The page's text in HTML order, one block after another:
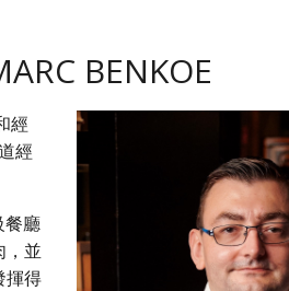
BENKOE
經
經
餐廳
，並
揮得